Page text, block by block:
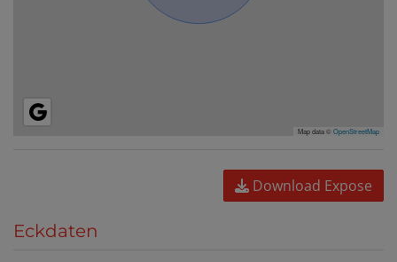
Map data ©OpenStreetMap
Download Expose
Eckdaten